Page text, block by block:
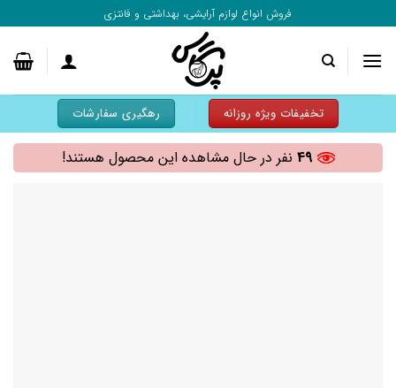
محتوا
بروید
فروش انواع لوازم آرایشی، بهداشتی و فانتزی
تخفیفات ویژه روزانه رهگیری سفارشات
49 نفر در حال مشاهده این محصول هستند!